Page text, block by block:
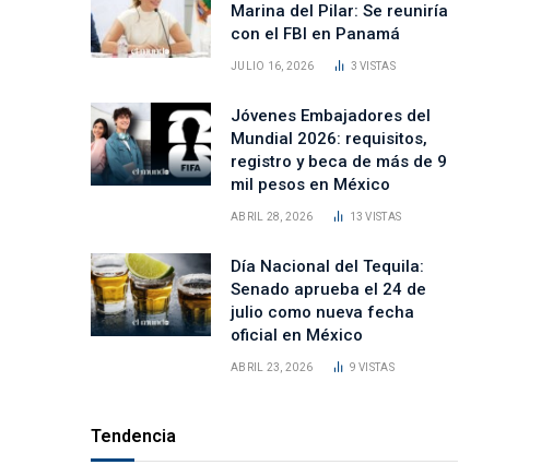
Marina del Pilar: Se reuniría
con el FBI en Panamá
JULIO 16, 2026 3VISTAS
Jóvenes Embajadores del
Mundial 2026: requisitos,
registro y beca de más de 9
mil pesos en México
ABRIL 28, 2026 13VISTAS
Día Nacional del Tequila:
Senado aprueba el 24 de
julio como nueva fecha
oficial en México
ABRIL 23, 2026 9VISTAS
Tendencia